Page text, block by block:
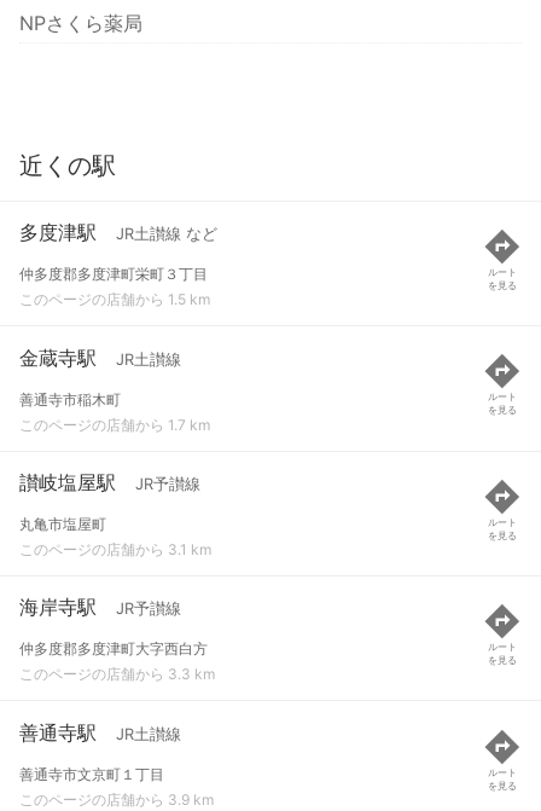
NPさくら薬局
近くの駅
多度津駅 JR土讃線 など
仲多度郡多度津町栄町３丁目
このページの店舗から 1.5 km
ルート
を見る
金蔵寺駅 JR土讃線
善通寺市稲木町
このページの店舗から 1.7 km
ルート
を見る
讃岐塩屋駅 JR予讃線
丸亀市塩屋町
このページの店舗から 3.1 km
ルート
を見る
海岸寺駅 JR予讃線
仲多度郡多度津町大字西白方
このページの店舗から 3.3 km
ルート
を見る
善通寺駅 JR土讃線
善通寺市文京町１丁目
このページの店舗から 3.9 km
ルート
を見る